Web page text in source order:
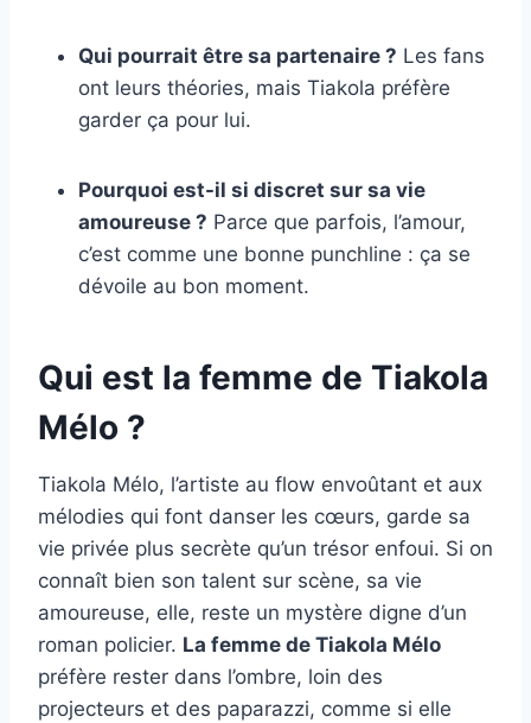
Qui pourrait être sa partenaire ? Les fans
ont leurs théories, mais Tiakola préfère
garder ça pour lui.
Pourquoi est-il si discret sur sa vie
amoureuse ? Parce que parfois, l’amour,
c’est comme une bonne punchline : ça se
dévoile au bon moment.
Qui est la femme de Tiakola
Mélo ?
Tiakola Mélo, l’artiste au flow envoûtant et aux
mélodies qui font danser les cœurs, garde sa
vie privée plus secrète qu’un trésor enfoui. Si on
connaît bien son talent sur scène, sa vie
amoureuse, elle, reste un mystère digne d’un
roman policier. La femme de Tiakola Mélo
préfère rester dans l’ombre, loin des
projecteurs et des paparazzi, comme si elle